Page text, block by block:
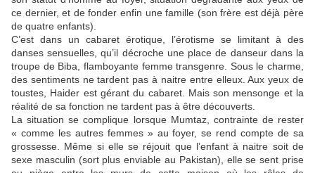
ce dernier, et de fonder enfin une famille (son frère est déjà père
de quatre enfants).
C’est dans un cabaret érotique, l’érotisme se limitant à des
danses sensuelles, qu’il décroche une place de danseur dans la
troupe de Biba, flamboyante femme transgenre. Sous le charme,
des sentiments ne tardent pas à naitre entre elleux. Aux yeux de
toustes, Haider est gérant du cabaret. Mais son mensonge et la
réalité de sa fonction ne tardent pas à être découverts.
La situation se complique lorsque Mumtaz, contrainte de rester
« comme les autres femmes » au foyer, se rend compte de sa
grossesse. Même si elle se réjouit que l’enfant à naitre soit de
sexe masculin (sort plus enviable au Pakistan), elle se sent prise